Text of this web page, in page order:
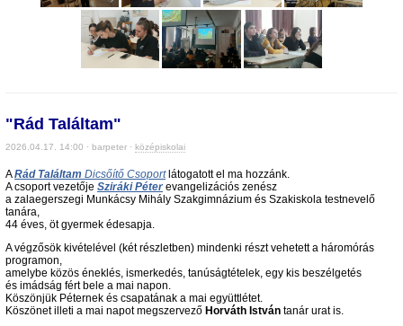
"Rád Találtam"
2026.04.17. 14:00 · barpeter · középiskolai
ARád Találtam Dicsőítő Csoportlátogatott el ma hozzánk.
A csoport vezetője Sziráki Péterevangelizációs zenész
a zalaegerszegi Munkácsy Mihály Szakgimnázium és Szakiskola testnevelő
tanára,
44 éves, öt gyermek édesapja.
A végzősök kivételével (két részletben) mindenki részt vehetett a háromórás
programon,
amelybe közös éneklés, ismerkedés, tanúságtételek, egy kis beszélgetés
és imádság fért bele a mai napon.
Köszönjük Péternek és csapatának a mai együttlétet.
Köszönet illeti a mai napot megszervező Horváth István tanár urat is.